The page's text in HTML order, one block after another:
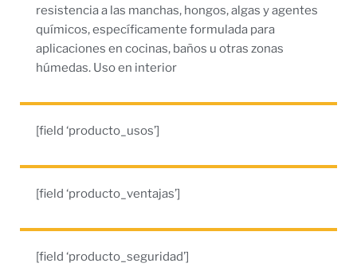
resistencia a las manchas, hongos, algas y agentes
químicos, específicamente formulada para
aplicaciones en cocinas, baños u otras zonas
húmedas. Uso en interior
[field ‘producto_usos’]
[field ‘producto_ventajas’]
[field ‘producto_seguridad’]